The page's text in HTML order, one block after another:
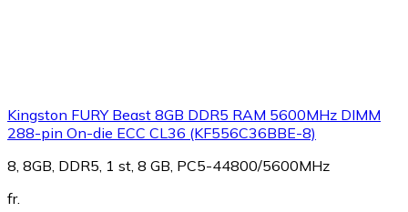
Kingston FURY Beast 8GB DDR5 RAM 5600MHz DIMM
288-pin On-die ECC CL36 (KF556C36BBE-8)
8, 8GB, DDR5, 1 st, 8 GB, PC5-44800/5600MHz
fr.